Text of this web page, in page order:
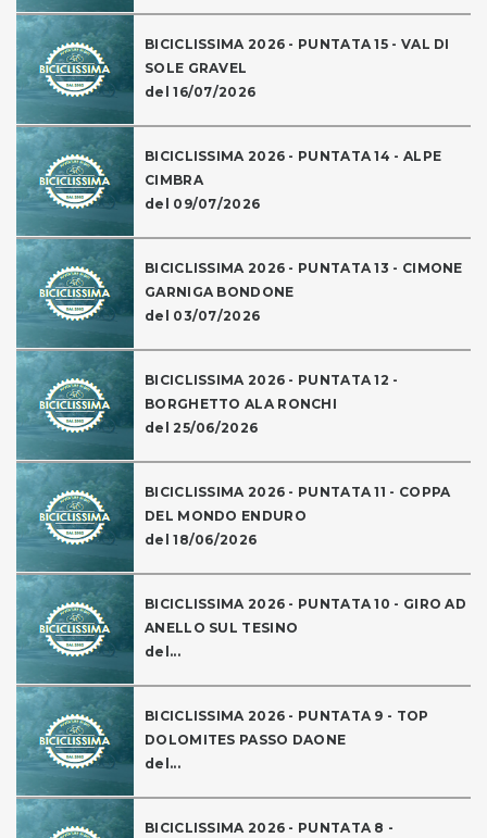
BICICLISSIMA 2026 - PUNTATA 15 - VAL DI
SOLE GRAVEL
del 16/07/2026
BICICLISSIMA 2026 - PUNTATA 14 - ALPE
CIMBRA
del 09/07/2026
BICICLISSIMA 2026 - PUNTATA 13 - CIMONE
GARNIGA BONDONE
del 03/07/2026
BICICLISSIMA 2026 - PUNTATA 12 -
BORGHETTO ALA RONCHI
del 25/06/2026
BICICLISSIMA 2026 - PUNTATA 11 - COPPA
DEL MONDO ENDURO
del 18/06/2026
BICICLISSIMA 2026 - PUNTATA 10 - GIRO AD
ANELLO SUL TESINO
del...
BICICLISSIMA 2026 - PUNTATA 9 - TOP
DOLOMITES PASSO DAONE
del...
BICICLISSIMA 2026 - PUNTATA 8 -